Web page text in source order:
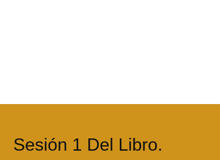
Sesión 1 Del Libro.